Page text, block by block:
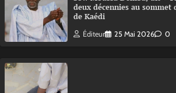
deux décennies au sommet
de Kaédi
Éditeur 25 Mai 2026 0